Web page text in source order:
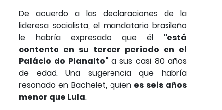
De acuerdo a las declaraciones de la
lideresa socialista, el mandatario brasileño
le habría expresado que él "está
contento en su tercer periodo en el
Palácio do Planalto" a sus casi 80 años
de edad. Una sugerencia que habría
resonado en Bachelet, quien es seis años
menor que Lula.